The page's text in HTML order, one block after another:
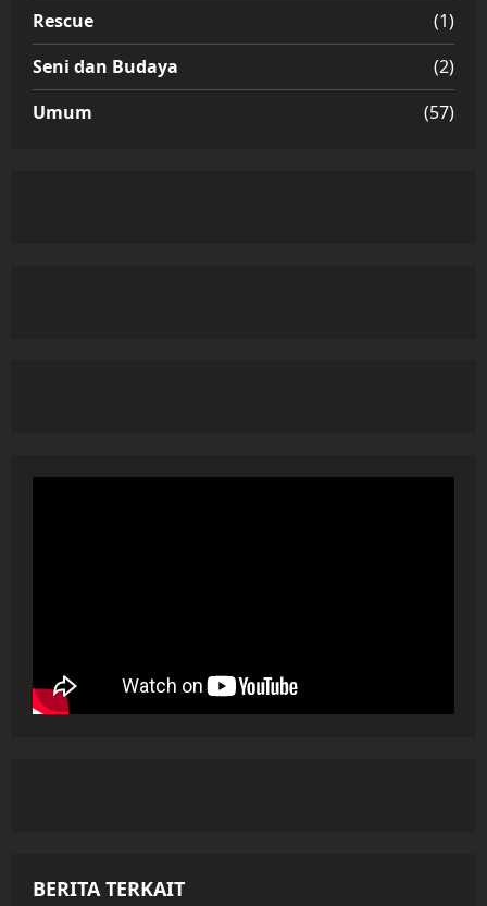
Rescue
(1)
Seni dan Budaya
(2)
Umum
(57)
BERITA TERKAIT